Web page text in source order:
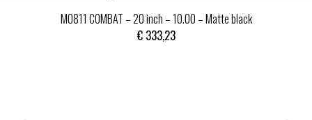
MO811 COMBAT – 20 inch – 10.00 – Matte black
€333,23